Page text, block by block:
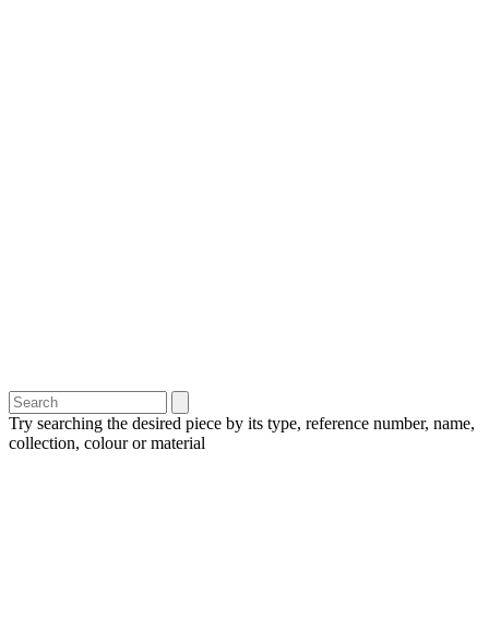
Try searching the desired piece by its type, reference number, name,
collection, colour or material